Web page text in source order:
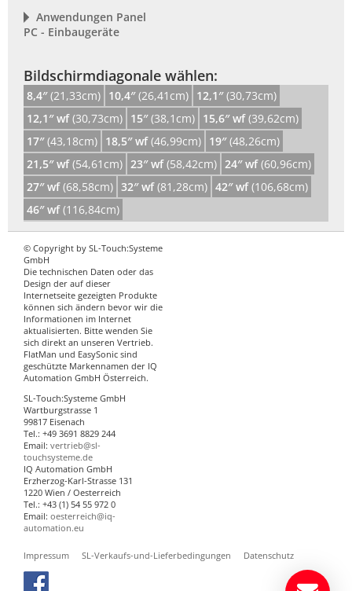
Anwendungen Panel
PC - Einbaugeräte
Bildschirmdiagonale wählen:
8,4″(21,33cm) 10,4″(26,41cm) 12,1″(30,73cm)
12,1″ wf(30,73cm) 15″(38,1cm) 15,6″ wf(39,62cm)
17″(43,18cm) 18,5″ wf(46,99cm) 19″(48,26cm)
21,5″ wf(54,61cm) 23″ wf(58,42cm) 24″ wf(60,96cm)
27″ wf(68,58cm) 32″ wf(81,28cm) 42″ wf(106,68cm)
46″ wf(116,84cm)
© Copyright by SL-Touch:Systeme
GmbH
Die technischen Daten oder das
Design der auf dieser
Internetseite gezeigten Produkte
können sich ändern bevor wir die
Informationen im Internet
aktualisierten. Bitte wenden Sie
sich direkt an unseren Vertrieb.
FlatMan und EasySonic sind
geschützte Markennamen der IQ
Automation GmbH Österreich.
SL-Touch:Systeme GmbH
Wartburgstrasse 1
99817 Eisenach
Tel.: +49 3691 8829 244
Email: vertrieb@sl-
touchsysteme.de
IQ Automation GmbH
Erzherzog-Karl-Strasse 131
1220 Wien / Oesterreich
Tel.: +43 (1) 54 55 972 0
Email: oesterreich@iq-
automation.eu
Impressum SL-Verkaufs-und-Lieferbedingungen Datenschutz